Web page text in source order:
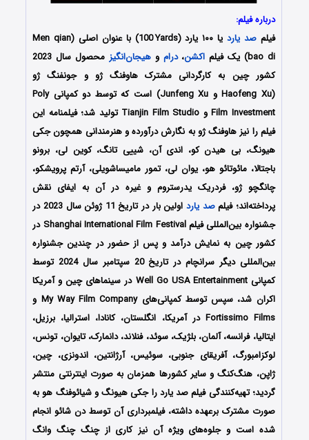
درباره فیلم:
فیلمصد یاردیا ۱۰۰ یارد (100 i
Yards) با عنوان اصلی (Men qian
bao di) یک فیلم
اکشن،درام وهیجان‌انگیز
محصول سال 2023
کشور چین به کارگردانی مشترک هاوفنگ ژو و جونفنگ ژو
(Haofeng Xu و Junfeng Xu) است که توسط دو کمپانی‌ Poly
Film Investment و Tianjin Film Studio تولید شد؛ فیلمنامه این
فیلم را نیز هاوفنگ ژو به نگارش درآورده و هنرمندانی همچون جکی
هیونگ، بی هیدن کو، اندی آن، شییی تانگ، کوین لی، برونو
باجتالا، مائوتائو هو، یوان لی، تمور مامیساشویلی، آرتم پرویشکو،
چانگچو ژو، فردریک یدرستروم و غیره در آن به ایفای نقش
پرداخته‌اند؛ فیلمصد یارد
اولین بار در تاریخ 11 ژوئن سال 2023 در
جشنواره بین‌المللی فیلم Shanghai International Film Festival در
کشور چین به نمایش درآمد و پس از حضور در چندین جشنواره
بین‌المللی دیگر سرانچام در تاریخ 20 سپتامبر سال 2024 توسط
کمپانی Well Go USA Entertainment در سینماهای چین و آمریکا
اکران شد، سپس توسط کمپانی‌های My Way Film Company و
Fortissimo Films در آمریکا، انگلستان، کانادا، استرالیا، برزیل،
ایتالیا، فرانسه، آلمان، بلژیک، سوئد، فنلاند، دانمارک، تایوان، تونس،
لوکزامبورگ، آفریقای جنوبی، سوئیس، آرژانتین، اندونزی، چین،
ژاپن، هنگ‌کنگ و سایر کشورها همزمان به صورت اینترنتی منتشر
گردید؛ تهیه‌کنندگی فیلم صد یارد را جکی هیونگ و شیائوفنگ هو به
صورت مشترک برعهده داشته‌، فیلمبرداری آن توسط دن شائو انجام
شده است و جلوه‌های ویژه آن نیز کاری از چنگ چنگ وانگ